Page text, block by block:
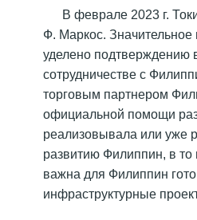
В феврале 2023 г.
Ф. Маркос.
уделено подтверждению
сотрудничестве с
торговым партнером
официальной помощи
реализовывала или уже
развитию Филиппин, в
важна для Филиппин
инфраструктурные